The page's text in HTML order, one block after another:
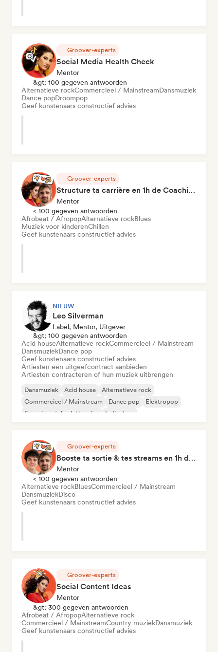
Groover-experts
Social Media Health Check
Mentor
&gt; 100 gegeven antwoorden
Alternatieve rockCommercieel / MainstreamDansmuziek
Dance popDroompop
Geef kunstenaars constructief advies
Groover-experts
Structure ta carrière en 1h de Coaching
Mentor
< 100 gegeven antwoorden
Afrobeat / AfropopAlternatieve rockBlues
Muziek voor kinderenChillen
Geef kunstenaars constructief advies
NIEUW
Leo Silverman
Label, Mentor, Uitgever
&gt; 100 gegeven antwoorden
Acid houseAlternatieve rockCommercieel / Mainstream
DansmuziekDance pop
Geef kunstenaars constructief advies
Artiesten een uitgeefcontract aanbieden
Artiesten contracteren of hun muziek uitbrengen
Dansmuziek Acid house
Alternatieve rock
Commercieel / Mainstream
Dance pop
Elektropop
Experimentele elektronica
Indie dans
Groover-experts
Booste ta sortie & tes streams en 1h de Coaching
Mentor
< 100 gegeven antwoorden
Alternatieve rockBluesCommercieel / Mainstream
DansmuziekDisco
Geef kunstenaars constructief advies
Groover-experts
Social Content Ideas
Mentor
&gt; 300 gegeven antwoorden
Afrobeat / AfropopAlternatieve rock
Commercieel / MainstreamCountry muziekDansmuziek
Geef kunstenaars constructief advies